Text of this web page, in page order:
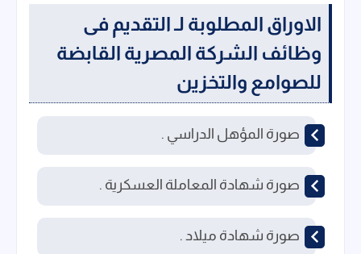
الاوراق المطلوبة لـ التقديم فى
وظائف الشركة المصرية القابضة
للصوامع والتخزين
صورة المؤهل الدراسي .
صورة شهادة المعاملة العسكرية .
صورة شهادة ميلاد .